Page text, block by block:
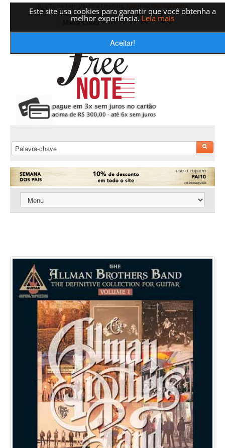
Este site usa cookies para garantir que você obtenha a
melhor experiência. Leia mais
Aceitar!